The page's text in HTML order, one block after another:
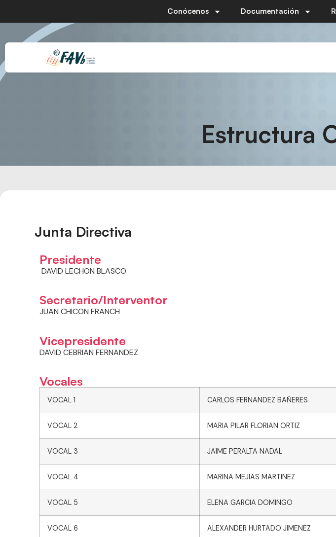
Conócenos Documentación
Estructura
Junta Directiva
Presidente
DAVID LECHON BLASCO
Secretario/Interventor
JUAN CHICON FRANCH
Vicepresidente
DAVID CEBRIAN FERNANDEZ
Vocales
VOCAL 1 CARLOS FERNANDEZ BAÑERES
VOCAL 2 MARIA PILAR FLORIAN ORTIZ
VOCAL 3 JAIME PERALTA NADAL
VOCAL 4 MARINA MEJIAS MARTINEZ
VOCAL 5 ELENA GARCIA DOMINGO
VOCAL 6 ALEXANDER HURTADO JIMENEZ